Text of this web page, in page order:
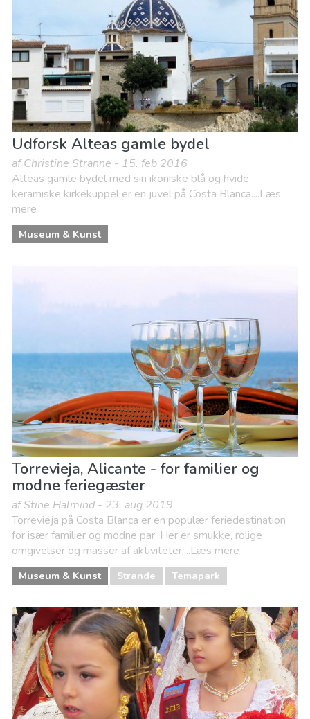
Udforsk Alteas gamle bydel
af Christine Stranne - 15. feb 2016
Alteas gamle bydel med sin ikoniske blå og hvide
keramiske kirkekuppel er en juvel på Costa Blanca....Læs
mere
Museum & Kunst
Torrevieja, Alicante - for familier og
modne feriegæster
af Stine Halmind - 23. aug 2019
Torrevieja på Costa Blanca er en populær feriedestination
for især familier og modne par. Her er smukke, rolige
omgivelser og masser af aktiviteter....Læs mere
Museum & Kunst Strande Temapark